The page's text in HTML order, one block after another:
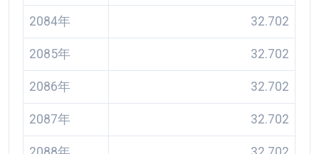
2084年 32.702
2085年 32.702
2086年 32.702
2087年 32.702